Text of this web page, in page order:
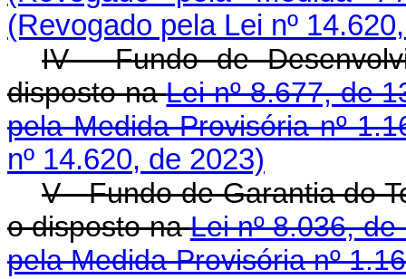
(Revogado pela Lei nº
IV - Fundo de
disposto naLei nº 8.677, de
pela Medida Provisória nº
nº 14.620, de 2023)
V - Fundo de Garantia do
o disposto naLei nº 8.036,
pela Medida Provisória nº